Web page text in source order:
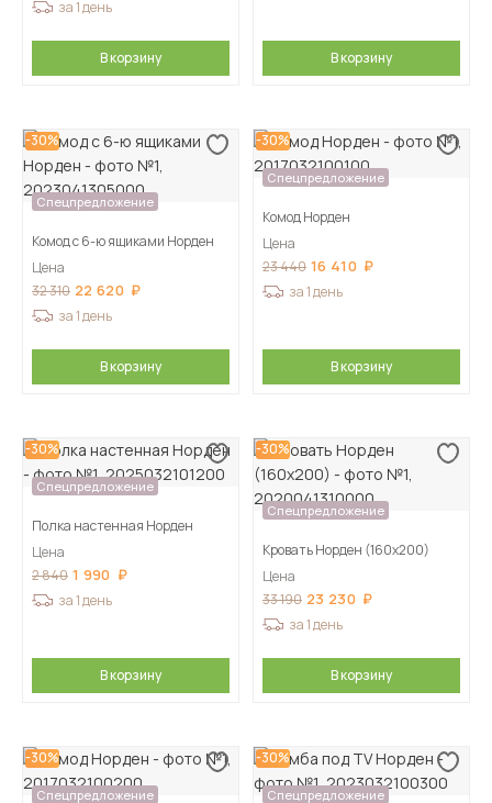
за 1 день
В корзину В корзину
-30%
Спецпредложение
Комод с 6-ю ящиками Норден
Цена
32 310 22 620
за 1 день
В корзину
-30%
Спецпредложение
Комод Норден
Цена
23 440 16 410
за 1 день
В корзину
-30%
Спецпредложение
Полка настенная Норден
Цена
2 840 1 990
за 1 день
В корзину
-30%
Спецпредложение
Кровать Норден (160х200)
Цена
33 190 23 230
за 1 день
В корзину
-30%
Спецпредложение
-30%
Спецпредложение